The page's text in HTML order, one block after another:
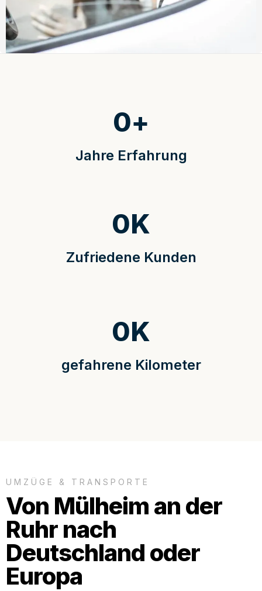
Jahre Erfahrung
0+
Zufriedene Kunden
0K
gefahrene Kilometer
0K
UMZÜGE & TRANSPORTE
Von Mülheim an der
Ruhr nach
Deutschland oder
Europa